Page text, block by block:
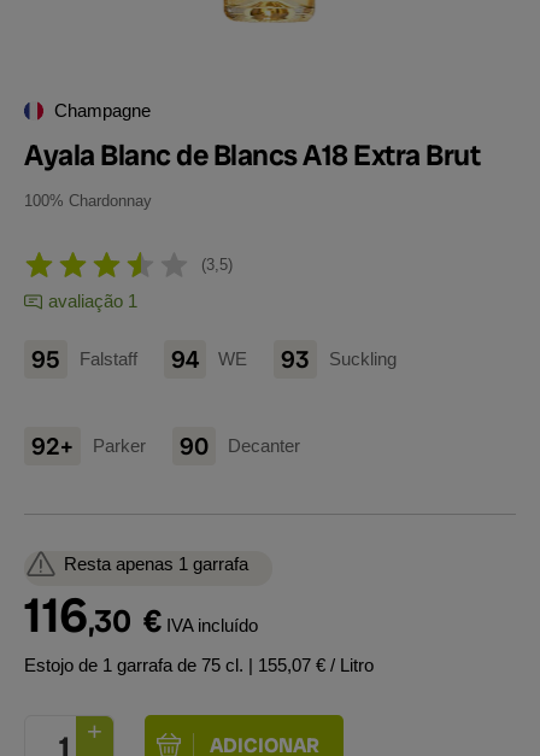
Champagne
Ayala Blanc de Blancs A18 Extra Brut
100% Chardonnay
3,5
avaliação 1
95 Falstaff 94 WE 93 Suckling
92+ Parker 90 Decanter
Resta apenas 1 garrafa
116,30 € IVA incluído
Estojo de 1 garrafa de 75 cl. | 155,07 € / Litro